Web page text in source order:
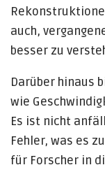
auch,
besser zu
Darüber hinaus
wie
Es ist nicht
Fehler, was es
für Forscher in